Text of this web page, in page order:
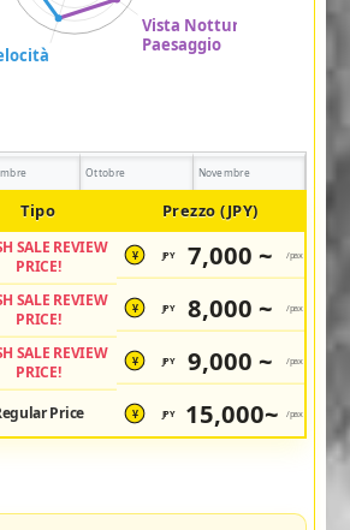
Ottobre Novembre
Tipo Prezzo (JPY)
SALE REVIEW
PRICE!
¥ JPY 7,000 ~ /pax
SALE REVIEW
PRICE!
¥ JPY 8,000 ~ /pax
SALE REVIEW
PRICE!
¥ JPY 9,000 ~ /pax
Price ¥ JPY 15,000~ /pax